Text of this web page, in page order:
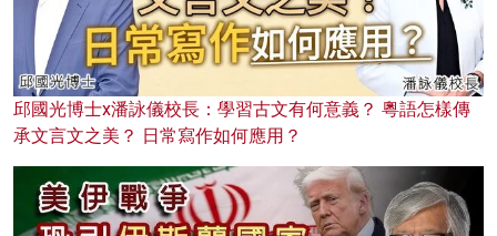
邱國光博士x潘詠儀校長：學習古文有何意義？ 粵語怎樣傳
承文言文之美？ 日常寫作如何應用？